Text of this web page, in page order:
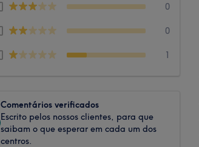
0
0
1
Comentários verificados
Escrito pelos nossos clientes, para que
saibam o que esperar em cada um dos
centros.